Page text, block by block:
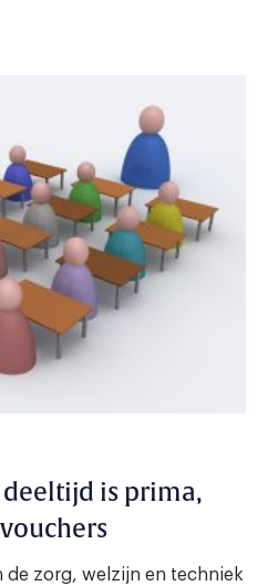
is prima,
de zorg, welzijn en techniek